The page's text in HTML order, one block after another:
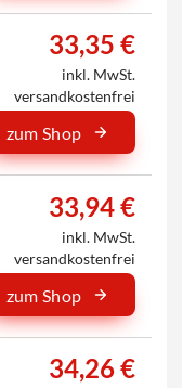
33,35 €
inkl. MwSt.
versandkostenfrei
zum Shop
33,94 €
inkl. MwSt.
versandkostenfrei
zum Shop
34,26 €